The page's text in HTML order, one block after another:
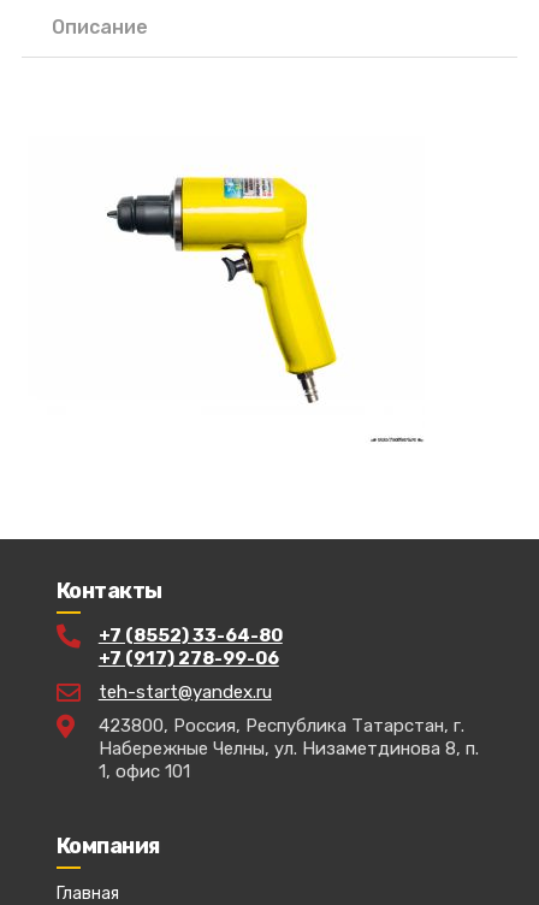
Описание
Контакты
+7 (8552) 33-64-80
+7 (917) 278-99-06
teh-start@yandex.ru
423800, Россия, Республика Татарстан, г.
Набережные Челны, ул. Низаметдинова 8, п.
1, офис 101
Компания
Главная